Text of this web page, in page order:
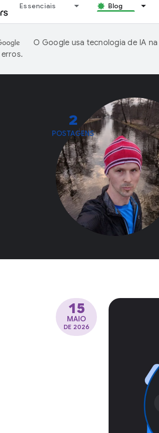
Essenciais Blog
O Google usa tecnologia de IA
2
POSTAGENS
15
MAIO
DE 2026